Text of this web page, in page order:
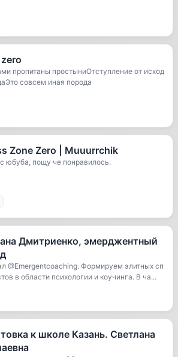
пропитаны простыниОтступление от исход
совсем иная порода
Zone Zero | Muuurrchik
юбуба, пощу че понравилось.
Дмитриенко, эмерджентный
@Emergentcoaching. Формируем элитных сп
в области психологии и коучинга. В ча...
к школе Казань. Светлана